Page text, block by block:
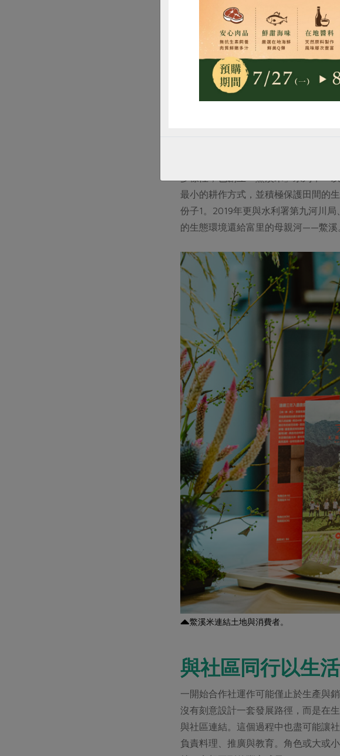
亮點活動
書流市集：連結書店與社區，透過
國際交流：與日本仙北市建立互惠
青年培力：以農業與生態為主題，結
不只談有機 也兼
當我們談到永續農業時，「有機種植
命的家園。社員們與花蓮農業改良場
多樣性；也創立「鱉溪米」系列，「
最小的耕作方式，並積極保護田間的
份子1。2019年更與水利署第九河川
的生態環境還給富里的母親河——鱉溪
鱉溪米連結土地與消費者。
與社區同行以生
一開始合作社運作可能僅止於生產與
沒有刻意設計一套發展路徑，而是在
與社區連結。這個過程中也盡可能讓
負責料理、推廣與教育。角色或大或